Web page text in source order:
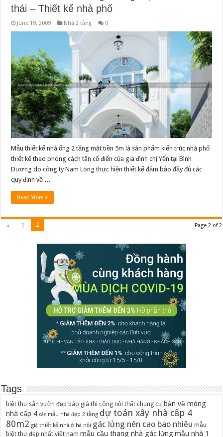
thái – Thiết kế nhà phố
June 19, 2009 Nhà 2 tầng 0
Mẫu thiết kế nhà ống 2 tầng mặt tiền 5m là sản phẩm kiến trúc nhà phố
thiết kế theo phong cách tân cổ điển của gia đình chị Yến tại Bình
Dương do công ty Nam Long thực hiện thiết kế đảm bảo đầy đủ các
quy định về …
Read More »
Page 2 of 2
« 1 2
Tags
biệt thự sân vườn đẹp báo giá thi công nội thất chung cư bản vẽ móng
nhà cấp 4 các mẫu nhà đẹp 2 tầng dự toán xây nhà cấp 4
80m2 giá thiết kế nhà ở hà nội gác lửng nên cao bao nhiêu mẫu
biệt thự đẹp nhất việt nam mẫu cầu thang nhà gác lửng mẫu nhà 1